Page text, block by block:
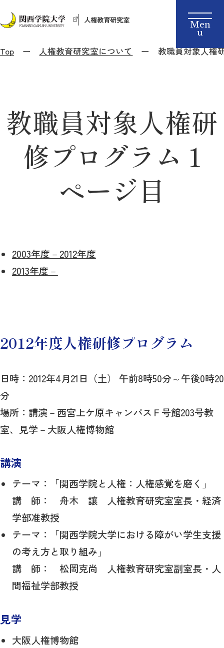
人権教育研究室
Top 人権教育研究室について 教職員対象人権
教職員対象人権研
修プログラム 1
ページ目
2003年度－2012年度
2013年度－
2012年度人権研修プログラム
日時：2012年4月21日（土） 午前8時50分～午後0時20
分
場所：講演－西宮上ケ原キャンパスＦ号館203号教
室、見学－大阪人権博物館
講演
テーマ：「関西学院と人権：人権感覚を磨く」
講 師： 舟木 讓 人権教育研究室室長・経済
学部准教授
テーマ：「関西学院大学における障がい学生支援
の考え方と取り組み」
講 師： 松岡克尚 人権教育研究室副室長・人
間福祉学部教授
見学
大阪人権博物館